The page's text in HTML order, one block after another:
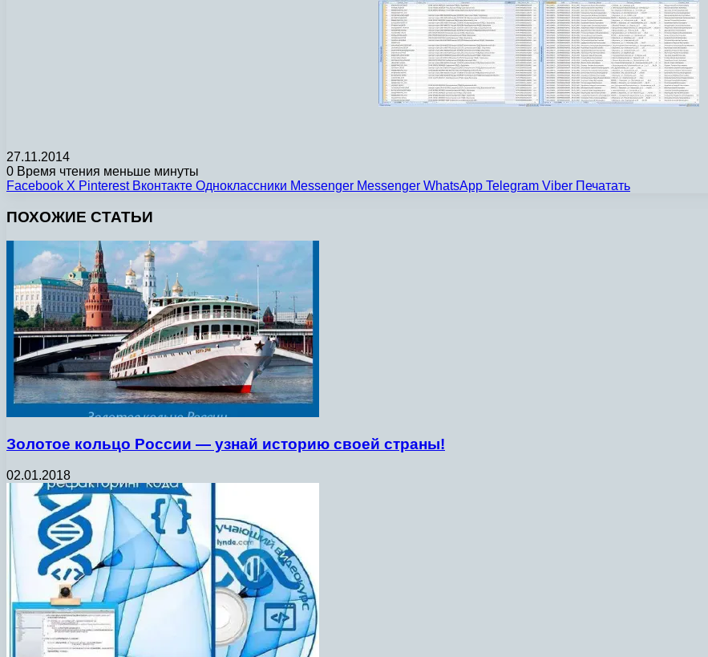
27.11.2014
0 Время чтения меньше минуты
Facebook X Pinterest Вконтакте Одноклассники Messenger Messenger WhatsApp Telegram Viber Печатать
ПОХОЖИЕ СТАТЬИ
Золотое кольцо России — узнай историю своей страны!
02.01.2018